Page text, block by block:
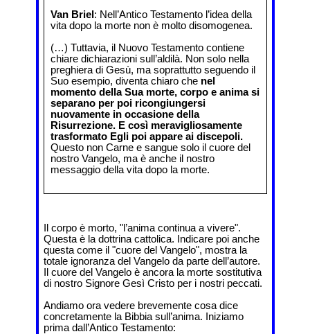
Van Briel : Nell’Antico Testamento l’idea della
vita dopo la morte non è molto disomogenea.
(…) Tuttavia, il Nuovo Testamento contiene
chiare dichiarazioni sull’aldilà. Non solo nella
preghiera di Gesù, ma soprattutto seguendo il
Suo esempio, diventa chiaro che nel
momento della Sua morte, corpo e anima si
separano per poi ricongiungersi
nuovamente in occasione della
Risurrezione. E così meravigliosamente
trasformato Egli poi appare ai discepoli.
Questo non Carne e sangue solo il cuore del
nostro Vangelo, ma è anche il nostro
messaggio della vita dopo la morte.
Il corpo è morto, "l’anima continua a vivere".
Questa è la dottrina cattolica. Indicare poi anche
questa come il "cuore del Vangelo", mostra la
totale ignoranza del Vangelo da parte dell’autore.
Il cuore del Vangelo è ancora la morte sostitutiva
di nostro Signore Gesì Cristo per i nostri peccati.
Andiamo ora vedere brevemente cosa dice
concretamente la Bibbia sull’anima. Iniziamo
prima dall’Antico Testamento: